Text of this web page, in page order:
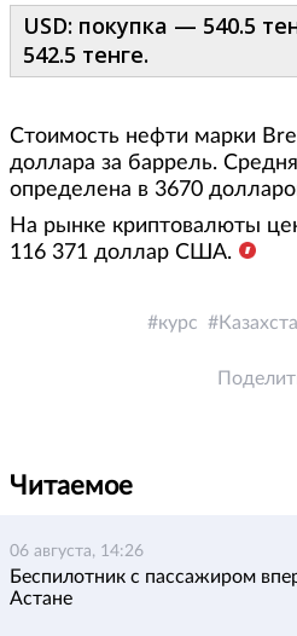
USD: покупка — 540.5
542.5 тенге.
Стоимость нефти марки
доллара за баррель.
определена в 3670
На рынке криптовалюты
116 371 доллар США.
курс
Читаемое
06 августа, 14:26
Беспилотник с пассажиром
Астане